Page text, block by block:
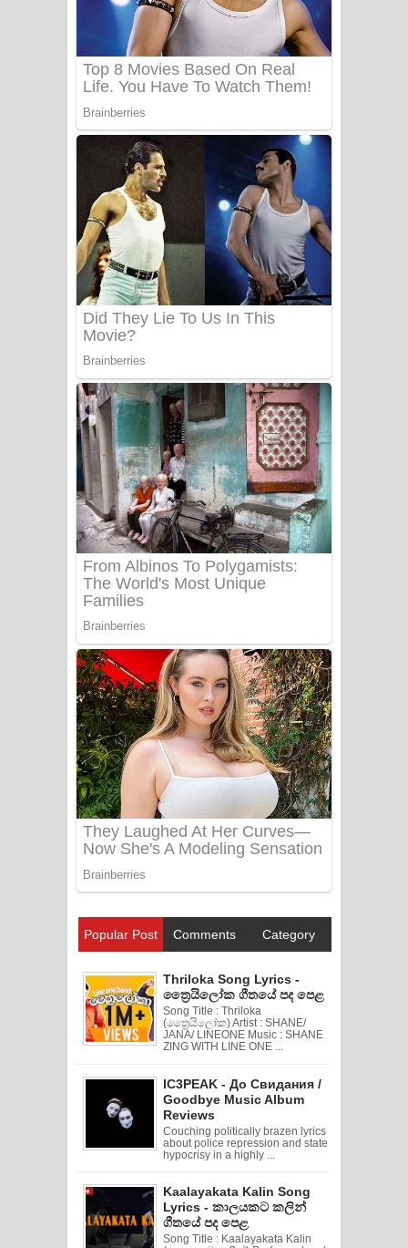
Popular Post Comments Category
Thriloka Song Lyrics -
ත්‍රෛයිලෝක ගීතයේ පද පෙළ
Song Title : Thriloka
(ත්‍රෛයිලෝක) Artist : SHANE/
JANA/ LINEONE Music : SHANE
ZING WITH LINE ONE ...
IC3PEAK - До Свидания /
Goodbye Music Album
Reviews
Couching politically brazen lyrics
about police repression and state
hypocrisy in a highly ...
Kaalayakata Kalin Song
Lyrics - කාලයකට කලින්
ගීතයේ පද පෙළ
Song Title : Kaalayakata Kalin